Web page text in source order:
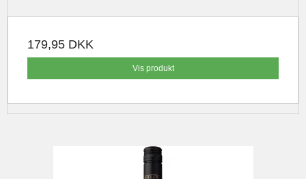
179,95 DKK
Vis produkt